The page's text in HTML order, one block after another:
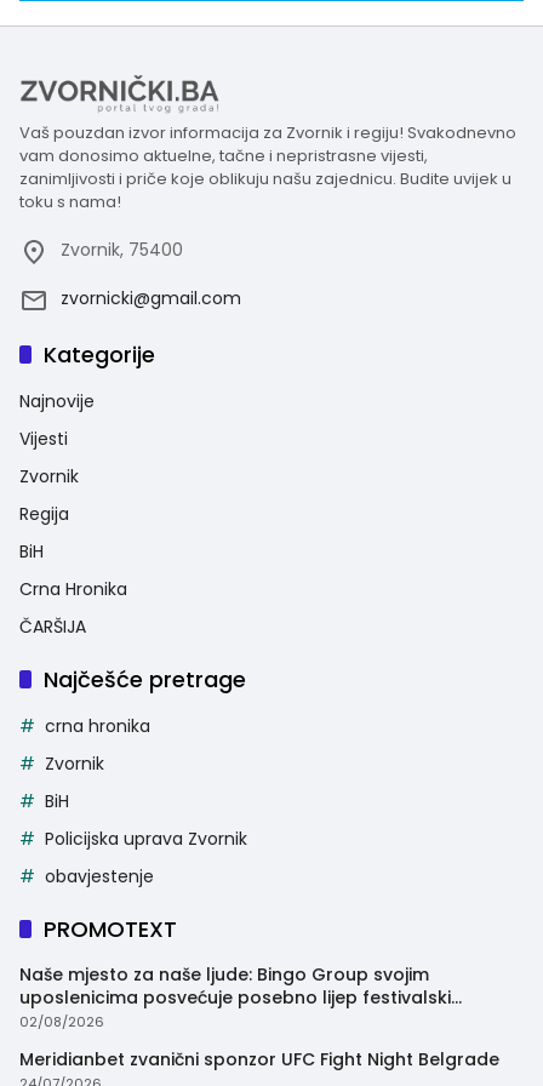
Vaš pouzdan izvor informacija za Zvornik i regiju! Svakodnevno
vam donosimo aktuelne, tačne i nepristrasne vijesti,
zanimljivosti i priče koje oblikuju našu zajednicu. Budite uvijek u
toku s nama!
Zvornik, 75400
zvornicki@gmail.com
Kategorije
Najnovije
Vijesti
Zvornik
Regija
BiH
Crna Hronika
ČARŠIJA
Najčešće pretrage
crna hronika
Zvornik
BiH
Policijska uprava Zvornik
obavjestenje
PROMOTEXT
Naše mjesto za naše ljude: Bingo Group svojim
uposlenicima posvećuje posebno lijep festivalski
trenutak
02/08/2026
Meridianbet zvanični sponzor UFC Fight Night Belgrade